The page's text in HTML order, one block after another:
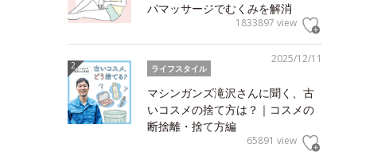
パマッサージでむくみを解消
1833897 view
2025/12/11
ライフスタイル
マシンガンズ滝沢さんに聞く、古
いコスメの捨て方は？｜コスメの
断捨離・捨て方編
65891 view